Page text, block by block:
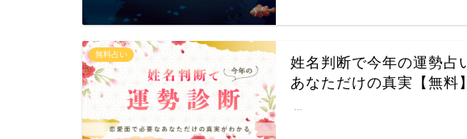
無料占い
姓名判断で今年の運勢占
あなただけの真実【無料】